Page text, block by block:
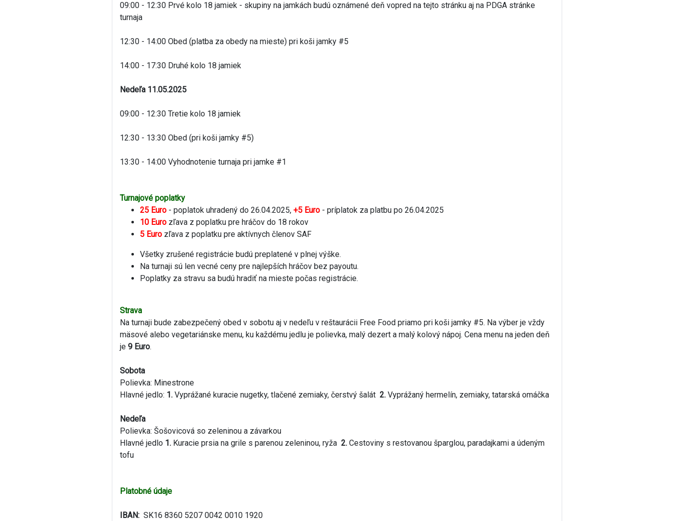
09:00 - 12:30 Prvé kolo 18 jamiek - skupiny na jamkách budú oznámené deň vopred na tejto stránku aj na PDGA stránke
turnaja
12:30 - 14:00 Obed (platba za obedy na mieste) pri koši jamky #5
14:00 - 17:30 Druhé kolo 18 jamiek
Nedeľa 11.05.2025
09:00 - 12:30 Tretie kolo 18 jamiek
12:30 - 13:30 Obed (pri koši jamky #5)
13:30 - 14:00 Vyhodnotenie turnaja pri jamke #1
Turnajové poplatky
25 Euro - poplatok uhradený do 26.04.2025, +5 Euro - príplatok za platbu po 26.04.2025
10 Euro zľava z poplatku pre hráčov do 18 rokov
5 Euro zľava z poplatku pre aktívnych členov SAF
Všetky zrušené registrácie budú preplatené v plnej výške.
Na turnaji sú len vecné ceny pre najlepších hráčov bez payoutu.
Poplatky za stravu sa budú hradiť na mieste počas registrácie.
Strava
Na turnaji bude zabezpečený obed v sobotu aj v nedeľu v reštaurácii Free Food priamo pri koši jamky #5. Na výber je vždy
mäsové alebo vegetariánske menu, ku každému jedlu je polievka, malý dezert a malý kolový nápoj. Cena menu na jeden deň
je 9 Euro.
Sobota
Polievka: Minestrone
Hlavné jedlo: 1. Vyprážané kuracie nugetky, tlačené zemiaky, čerstvý šalát 2. Vyprážaný hermelín, zemiaky, tatarská omáčka
Nedeľa
Polievka: Šošovicová so zeleninou a závarkou
Hlavné jedlo 1. Kuracie prsia na grile s parenou zeleninou, ryža 2. Cestoviny s restovanou šparglou, paradajkami a údeným
tofu
Platobné údaje
IBAN: SK16 8360 5207 0042 0010 1920